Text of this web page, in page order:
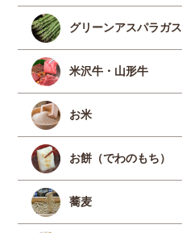
グリーンアスパラガス
米沢牛・山形牛
お米
お餅（でわのもち）
蕎麦